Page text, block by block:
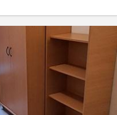
KV 1953
communautaire de 9,
En commun: living/cuisine
calme et agréable.
du centre sportif et
et de petits commerces.